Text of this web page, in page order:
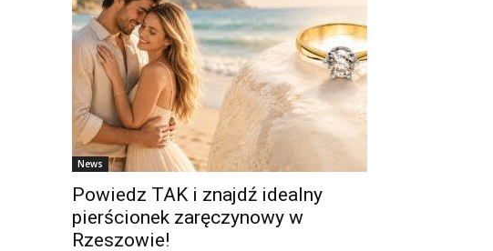
News
Powiedz TAK i znajdź idealny
pierścionek zaręczynowy w
Rzeszowie!